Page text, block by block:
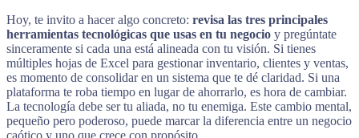
Hoy, te invito a hacer algo concreto: revisa las tres principales
herramientas tecnológicas que usas en tu negocio y pregúntate
sinceramente si cada una está alineada con tu visión. Si tienes
múltiples hojas de Excel para gestionar inventario, clientes y ventas,
es momento de consolidar en un sistema que te dé claridad. Si una
plataforma te roba tiempo en lugar de ahorrarlo, es hora de cambiar.
La tecnología debe ser tu aliada, no tu enemiga. Este cambio mental,
pequeño pero poderoso, puede marcar la diferencia entre un negocio
caótico y uno que crece con propósito.